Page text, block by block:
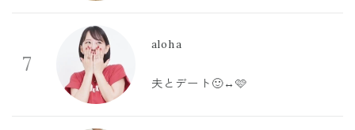
7
aloha
夫とデート🙂‍↔️🩷